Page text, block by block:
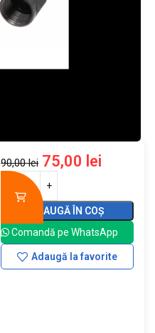
90,00lei 75,00 lei
ADAUGĂ ÎN COȘ
Comandă pe WhatsApp
Adaugă la favorite